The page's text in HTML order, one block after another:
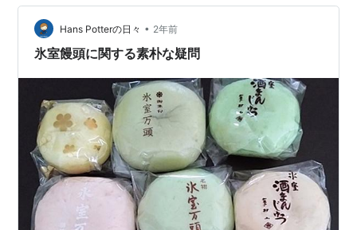
饅頭が4つ。白は金沢市【中田屋】製、あとの3つは能美
市【たかぎ】製。 夏の風物詩❄氷室まんじゅう | イベン
ト | 金沢百番街（あんと・あんと西・Rinto） 金沢百番街
Hans Potterの日々 • 2年前
氷室饅頭に関する素朴な疑問